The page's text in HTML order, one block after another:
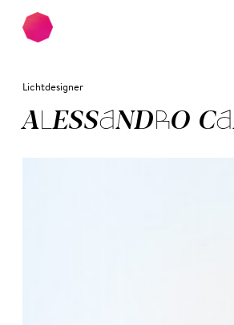
Zum Hauptinhalt springen Zum
Lichtdesigner
ALE­SSAN­DRO